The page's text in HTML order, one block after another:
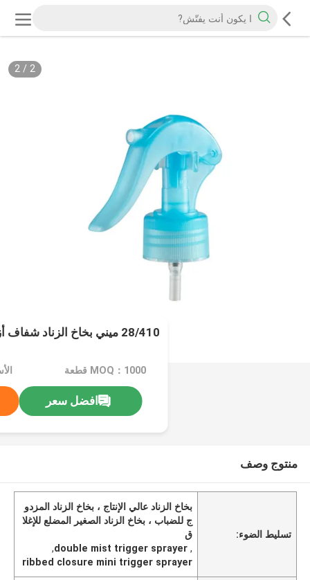
2
/
2
28/410 ميني بخاخ الزناد شفاف أزرق مع إغلاق مضلع
MOQ：1000 قطعة
افضل سعر
منتوج وصف
تسليط الضوء:
بخاخ الزناد عالي الإنتاج ، بخاخ الزناد المزدو
ج للضباب ، بخاخ الزناد الصغير المضلع للإغلا
ق
,
double mist trigger sprayer
,
ribbed closure mini trigger sprayer